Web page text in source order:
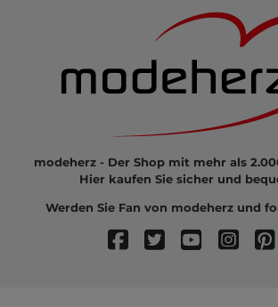
modeherz - Der Shop mit mehr als
Hier kaufen Sie sicher und
Werden Sie Fan von modeherz und